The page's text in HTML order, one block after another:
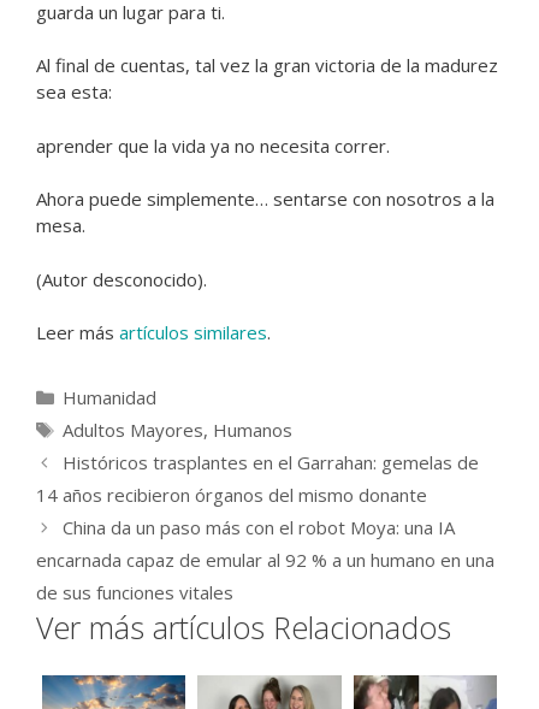
guarda un lugar para ti.
Al final de cuentas, tal vez la gran victoria de la madurez
sea esta:
aprender que la vida ya no necesita correr.
Ahora puede simplemente… sentarse con nosotros a la
mesa.
(Autor desconocido).
Leer más artículos similares.
Categorías
Humanidad
Etiquetas
Adultos Mayores, Humanos
Históricos trasplantes en el Garrahan: gemelas de
14 años recibieron órganos del mismo donante
China da un paso más con el robot Moya: una IA
encarnada capaz de emular al 92 % a un humano en una
de sus funciones vitales
Ver más artículos Relacionados